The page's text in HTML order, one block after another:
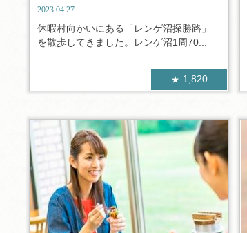
2023.04.27
休暇村向かいにある「レンゲ沼探勝路」
を散歩してきました。レンゲ沼1周70...
1,820